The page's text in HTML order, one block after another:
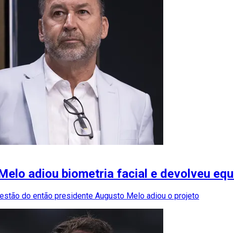
adiou biometria facial e devolveu
do então presidente Augusto Melo adiou o projeto